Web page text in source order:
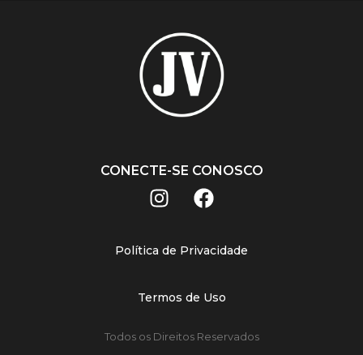
CONECTE-SE CONOSCO
Política de Privacidade
Termos de Uso
Todos os Direitos Reservados